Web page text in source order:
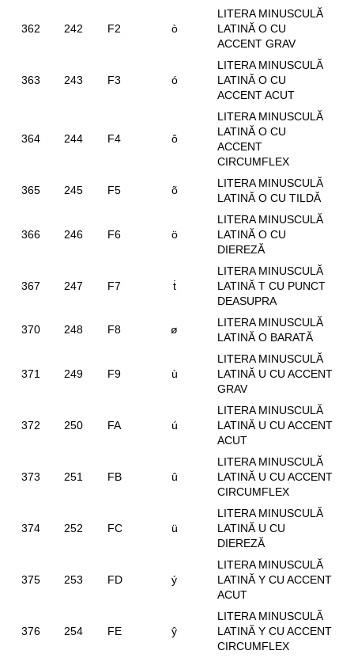
362 242 F2 ò
LITERA MINUSCULĂ
LATINĂ O CU
ACCENT GRAV
363 243 F3 ó
LITERA MINUSCULĂ
LATINĂ O CU
ACCENT ACUT
364 244 F4 ô
LITERA MINUSCULĂ
LATINĂ O CU
ACCENT
CIRCUMFLEX
365 245 F5 õ
LITERA MINUSCULĂ
LATINĂ O CU TILDĂ
366 246 F6 ö
LITERA MINUSCULĂ
LATINĂ O CU
DIEREZĂ
367 247 F7 ṫ
LITERA MINUSCULĂ
LATINĂ T CU PUNCT
DEASUPRA
370 248 F8 ø
LITERA MINUSCULĂ
LATINĂ O BARATĂ
371 249 F9 ù
LITERA MINUSCULĂ
LATINĂ U CU ACCENT
GRAV
372 250 FA ú
LITERA MINUSCULĂ
LATINĂ U CU ACCENT
ACUT
373 251 FB û
LITERA MINUSCULĂ
LATINĂ U CU ACCENT
CIRCUMFLEX
374 252 FC ü
LITERA MINUSCULĂ
LATINĂ U CU
DIEREZĂ
375 253 FD ý
LITERA MINUSCULĂ
LATINĂ Y CU ACCENT
ACUT
376 254 FE ŷ
LITERA MINUSCULĂ
LATINĂ Y CU ACCENT
CIRCUMFLEX